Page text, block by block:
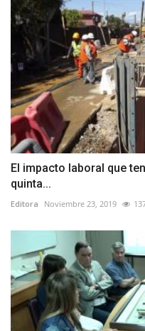
El impacto laboral que
quinta...
Editora Noviembre 23, 2019